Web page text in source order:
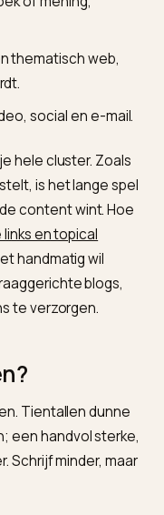
consequentie: AI
je inE-E-A-T en
een
koopvragen
hoek of mening,
thematisch web,
video, social en e-
je hele cluster.